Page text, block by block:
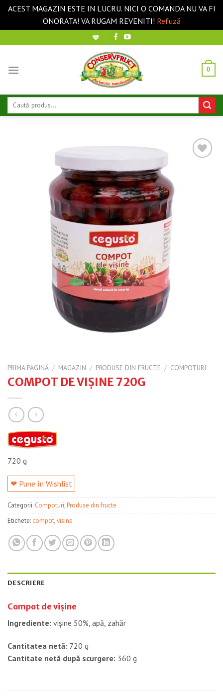
ACEST MAGAZIN ESTE IN LUCRU. NICI O COMANDA NU VA FI
ONORATA! VA RUGAM REVENITI! Refuză
0
Caută
după:
❤ Pune în Wishlist
PRIMA PAGINĂ / MAGAZIN / PRODUSE DIN FRUCTE / COMPOTURI
COMPOT DE VIȘINE 720G
720 g
❤ Pune în Wishlist
Categorii: Compoturi,Produse din fructe
Etichete: compot,visine
DESCRIERE
Compot de vișine
Ingrediente: vișine 50%, apă, zahăr
Cantitatea netă: 720 g
Cantitate netă după scurgere: 360 g